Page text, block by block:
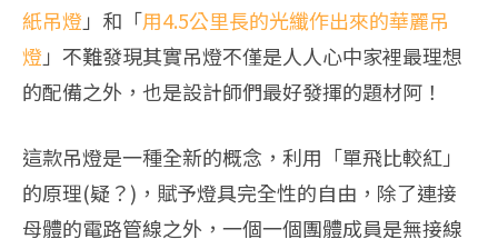
紙吊燈 」和「用4.5公里長的光纖作出來的華麗吊
燈 」不難發現其實吊燈不僅是人人心中家裡最理想
的配備之外，也是設計師們最好發揮的題材阿！
這款吊燈是一種全新的概念，利用「單飛比較紅」
的原理(疑？)，賦予燈具完全性的自由，除了連接
母體的電路管線之外，一個一個團體成員是無接線